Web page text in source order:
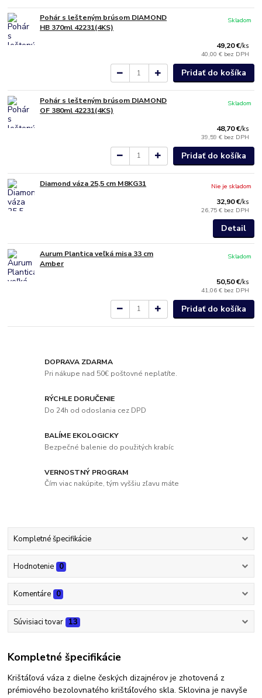
Pohár s lešteným brúsom DIAMOND
HB 370ml 42231(4KS)
49,20 €/ks
40,00 € bez DPH
Skladom
Pridať do košíka
Pohár s lešteným brúsom DIAMOND
OF 380ml 42231(4KS)
48,70 €/ks
39,59 € bez DPH
Skladom
Pridať do košíka
Diamond váza 25,5 cm M8KG31
32,90 €/ks
26,75 € bez DPH
Nie je skladom
Detail
Aurum Plantica veľká misa 33 cm
Amber
50,50 €/ks
41,06 € bez DPH
Skladom
Pridať do košíka
DOPRAVA ZDARMA
Pri nákupe nad 50€ poštovné neplatíte.
RÝCHLE DORUČENIE
Do 24h od odoslania cez DPD
BALÍME EKOLOGICKY
Bezpečné balenie do použitých krabíc
VERNOSTNÝ PROGRAM
Čím viac nakúpite, tým vyššiu zľavu máte
Kompletné špecifikácie
Hodnotenie 0
Komentáre 0
Súvisiaci tovar 13
Kompletné špecifikácie
Krištáľová váza z dielne českých dizajnérov je zhotovená z
prémiového bezolovnatého krištáľového skla. Sklovina je navyše